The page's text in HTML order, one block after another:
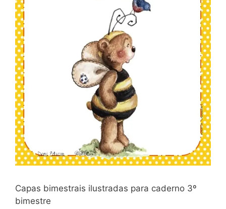
Capas bimestrais ilustradas para caderno 3º
bimestre